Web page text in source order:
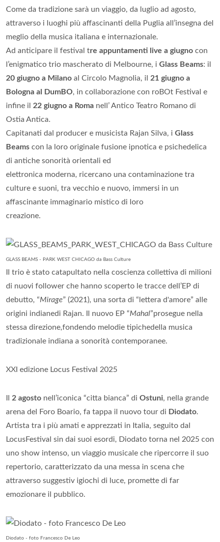
Come da tradizione sarà un viaggio, da luglio ad agosto,
attraverso i luoghi più affascinanti della Puglia all’insegna del
meglio della musica italiana e internazionale.
Ad anticipare il festival tre appuntamenti live a giugno con
l’enigmatico trio mascherato di Melbourne, i Glass Beams: il
20 giugno a Milano al Circolo Magnolia, il 21 giugno a
Bologna al DumBO, in collaborazione con roBOt Festival e
infine il 22 giugno a Roma nell’ Antico Teatro Romano di
Ostia Antica.
Capitanati dal producer e musicista Rajan Silva, i Glass
Beams con la loro originale fusione ipnotica e psichedelica
di antiche sonorità orientali ed
elettronica moderna, ricercano una contaminazione tra
culture e suoni, tra vecchio e nuovo, immersi in un
affascinante immaginario mistico di loro
creazione.
GLASS BEAMS - PARK WEST CHICAGO da Bass Culture
Il trio è stato catapultato nella coscienza collettiva di milioni
di nuovi follower che hanno scoperto le tracce dell’EP di
debutto, “Mirage” (2021), una sorta di “lettera d'amore” alle
origini indianedi Rajan. Il nuovo EP “Mahal”prosegue nella
stessa direzione,fondendo melodie tipichedella musica
tradizionale indiana a sonorità contemporanee.
XXI edizione Locus Festival 2025
2 agosto nell’iconica “citta bianca” di Ostuni, nella grande
arena del Foro Boario, fa tappa il nuovo tour di Diodato.
Artista tra i più amati e apprezzati in Italia, seguito dal
LocusFestival sin dai suoi esordi, Diodato torna nel 2025 con
uno show intenso, un viaggio musicale che ripercorre il suo
repertorio, caratterizzato da una messa in scena che
attraverso suggestiv igiochi di luce, promette di far
emozionare il pubblico.
Diodato - foto Francesco De Leo